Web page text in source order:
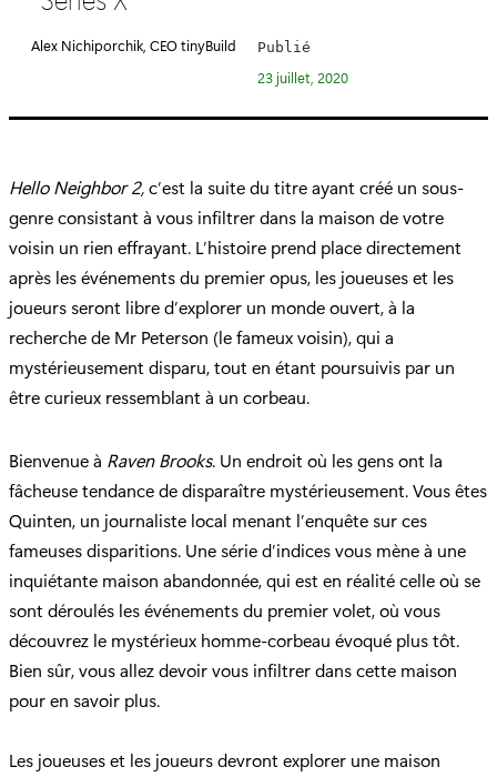
i
:
Alex Nichiporchik, CEO tinyBuild Publié
23 juillet, 2020
Hello Neighbor 2,c’est la suite du titre ayant créé un sous-
genre consistant à vous infiltrer dans la maison de votre
voisin un rien effrayant. L’histoire prend place directement
après les événements du premier opus, les joueuses et les
joueurs seront libre d’explorer un monde ouvert, à la
recherche de Mr Peterson (le fameux voisin), qui a
mystérieusement disparu, tout en étant poursuivis par un
être curieux ressemblant à un corbeau.
Bienvenue à Raven Brooks. Un endroit où les gens ont la
fâcheuse tendance de disparaître mystérieusement. Vous êtes
Quinten, un journaliste local menant l’enquête sur ces
fameuses disparitions. Une série d’indices vous mène à une
inquiétante maison abandonnée, qui est en réalité celle où se
sont déroulés les événements du premier volet, où vous
découvrez le mystérieux homme-corbeau évoqué plus tôt.
Bien sûr, vous allez devoir vous infiltrer dans cette maison
pour en savoir plus.
Les joueuses et les joueurs devront explorer une maison